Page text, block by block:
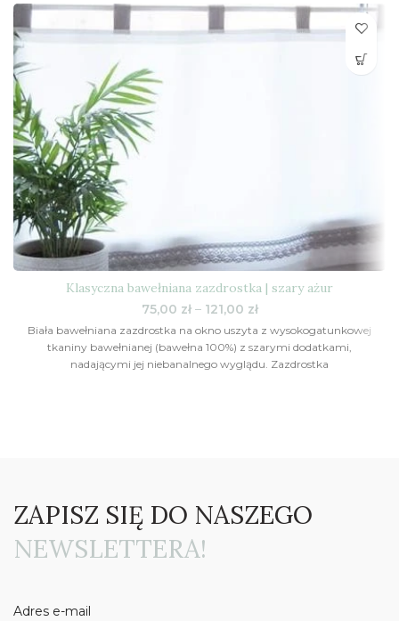
Klasyczna bawełniana zazdrostka | szary ażur
75,00 zł – 121,00 złZakres
75,00 zł
do
Biała bawełniana zazdrostka na okno uszyta z wysokogatunkowej
tkaniny bawełnianej (bawełna 100%) z szarymi dodatkami,
nadającymi jej niebanalnego wyglądu. Zazdrostka
ZAPISZ SIĘ DO NASZEGO
NEWSLETTERA!
Adres e-mail